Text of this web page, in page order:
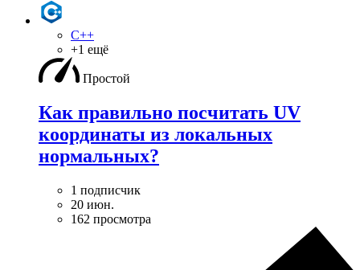
C++
+1 ещё
Простой
Как правильно посчитать UV
координаты из локальных
нормальных?
1 подписчик
20 июн.
162 просмотра